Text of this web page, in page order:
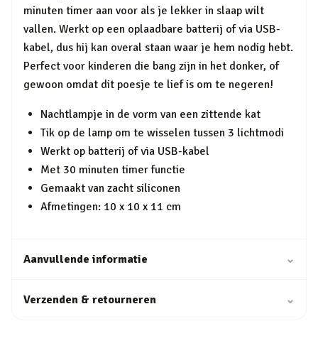
minuten timer aan voor als je lekker in slaap wilt
vallen. Werkt op een oplaadbare batterij of via USB-
kabel, dus hij kan overal staan waar je hem nodig hebt.
Perfect voor kinderen die bang zijn in het donker, of
gewoon omdat dit poesje te lief is om te negeren!
Nachtlampje in de vorm van een zittende kat
Tik op de lamp om te wisselen tussen 3 lichtmodi
Werkt op batterij of via USB-kabel
Met 30 minuten timer functie
Gemaakt van zacht siliconen
Afmetingen: 10 x 10 x 11 cm
Aanvullende informatie ⌄
Verzenden & retourneren ⌄